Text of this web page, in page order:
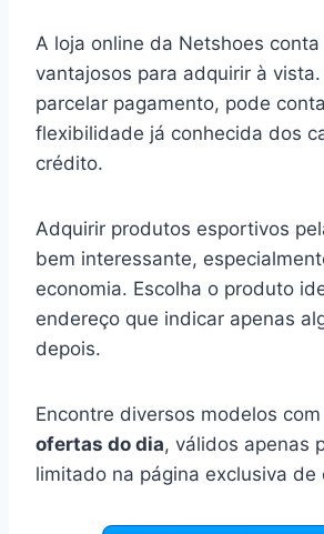
A loja online da Netshoes
vantajosos para adquirir à
parcelar pagamento, pode
flexibilidade já conhecida dos
crédito.
Adquirir produtos esportivos
bem interessante,
economia. Escolha o produto
endereço que indicar apenas
depois.
Encontre diversos modelos
ofertas do dia, válidos apenas
limitado na página exclusiva de